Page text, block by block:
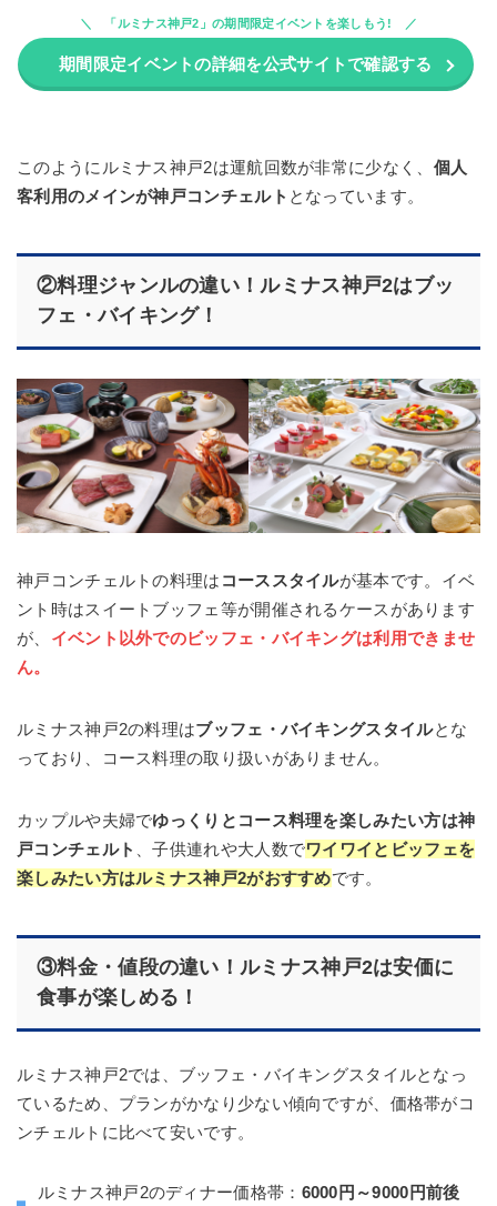
「ルミナス神戸2」の期間限定イベントを楽しもう!
期間限定イベントの詳細を公式サイトで確認する
このようにルミナス神戸2は運航回数が非常に少なく、 個人
客利用のメインが神戸コンチェルト となっています。
②料理ジャンルの違い！ルミナス神戸2はブッ
フェ・バイキング！
神戸コンチェルトの料理は コーススタイルが基本です。イベ
ント時はスイートブッフェ等が開催されるケースがあります
が、 イベント以外でのビッフェ・ バイキングは利用できませ
ん。
ルミナス神戸2の料理はブッフェ・バイキングスタイルとな
っており、コース料理の取り扱いがありません。
カップルや夫婦でゆっくりとコース料理を楽しみたい方は神
戸コンチェルト 、子供連れや大人数でワイワイとビッフェを
楽しみたい方はルミナス神戸2がおすすめです。
③料金・値段の違い！ルミナス神戸2は安価に
食事が楽しめる！
ルミナス神戸2では、ブッフェ・バイキングスタイルとなっ
ているため、プランがかなり少ない傾向ですが、価格帯がコ
ンチェルトに比べて安いです。
ルミナス神戸2のディナー価格帯： 6000円～9000円前後